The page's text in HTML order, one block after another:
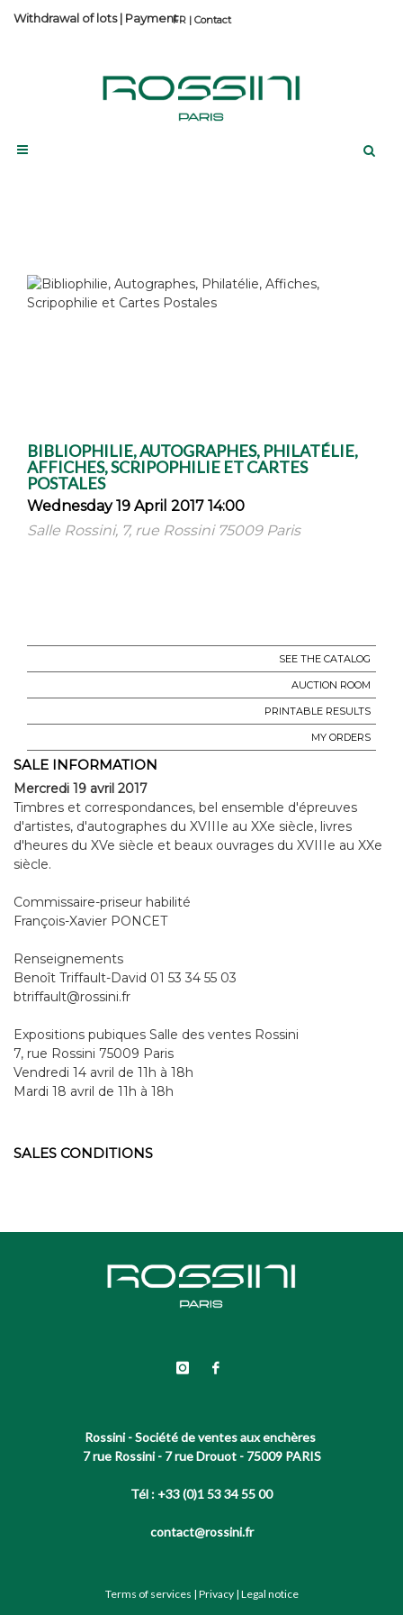
Contact
Withdrawal of lots| Payment
BIBLIOPHILIE, AUTOGRAPHES, PHILATÉLIE,
AFFICHES, SCRIPOPHILIE ET CARTES
POSTALES
Wednesday 19 April 2017 14:00
Salle Rossini, 7, rue Rossini 75009 Paris
SEE THE CATALOG
AUCTION ROOM
PRINTABLE RESULTS
MY ORDERS
SALE INFORMATION
Mercredi 19 avril 2017
Timbres et correspondances, bel ensemble d'épreuves
d'artistes, d'autographes du XVIIIe au XXe siècle, livres
d'heures du XVe siècle et beaux ouvrages du XVIIIe au XXe
siècle.
Commissaire-priseur habilité
François-Xavier PONCET
Renseignements
Benoît Triffault-David 01 53 34 55 03
btriffault@rossini.fr
Expositions pubiques Salle des ventes Rossini
7, rue Rossini 75009 Paris
Vendredi 14 avril de 11h à 18h
Mardi 18 avril de 11h à 18h
SALES CONDITIONS
Rossini - Société de ventes aux enchères
7 rue Rossini - 7 rue Drouot - 75009 PARIS
Tél : +33 (0)1 53 34 55 00
contact@rossini.fr
Terms of services | Privacy| Legal notice